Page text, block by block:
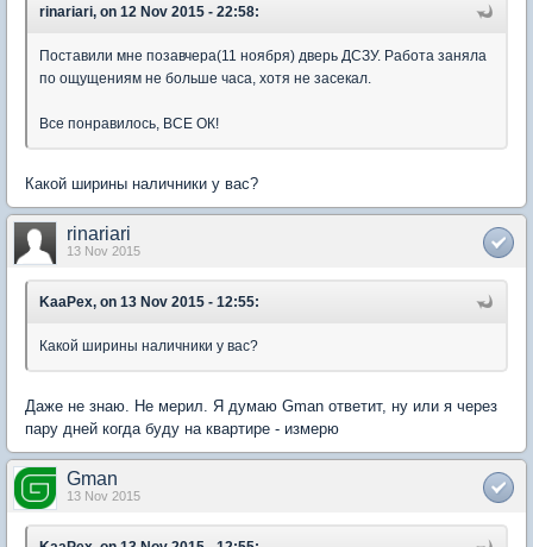
rinariari, on 12 Nov 2015 - 22:58:
Поставили мне позавчера(11 ноября) дверь ДСЗУ. Работа заняла
по ощущениям не больше часа, хотя не засекал.
Все понравилось, ВСЕ ОК!
Какой ширины наличники у вас?
rinariari
13 Nov 2015
KaaPex, on 13 Nov 2015 - 12:55:
Какой ширины наличники у вас?
Даже не знаю. Не мерил. Я думаю Gman ответит, ну или я через
пару дней когда буду на квартире - измерю
Gman
13 Nov 2015